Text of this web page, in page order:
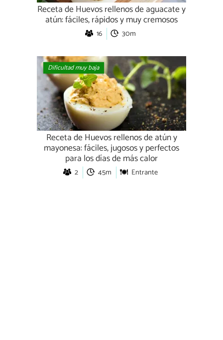
Receta de Huevos rellenos de aguacate y
atún: fáciles, rápidos y muy cremosos
16 30m
Dificultad muy baja
Receta de Huevos rellenos de atún y
mayonesa: fáciles, jugosos y perfectos
para los días de más calor
2 45m Entrante